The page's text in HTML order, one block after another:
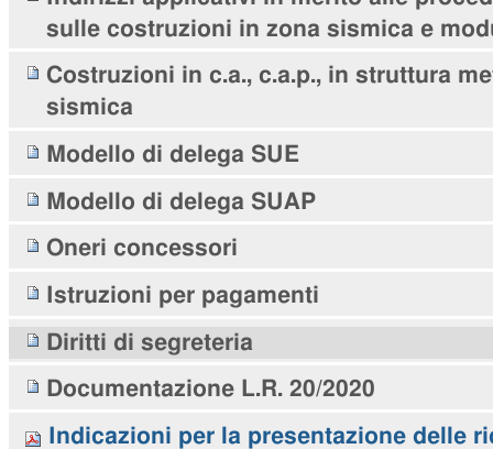
sulle costruzioni in zona sismica e
Costruzioni in c.a., c.a.p., in struttura
sismica
Modello di delega SUE
Modello di delega SUAP
Oneri concessori
Istruzioni per pagamenti
Diritti di segreteria
Documentazione L.R. 20/2020
Indicazioni per la presentazione delle